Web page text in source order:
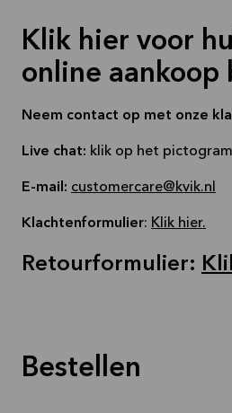
Klik hier voor
online aankoop
Neem contact op met onze
Live chat: klik op het
E-mail: customercare@kvik.nl
Klachtenformulier: Klik hier.
Retourformulier:
Bestellen